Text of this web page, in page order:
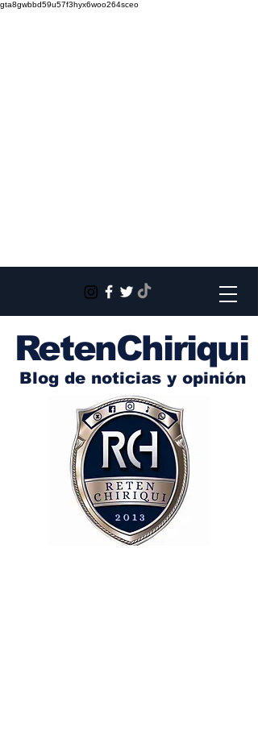
gta8gwbbd59u57f3hyx6woo264sceo
RetenChiriqui
Blog de noticias y opinión